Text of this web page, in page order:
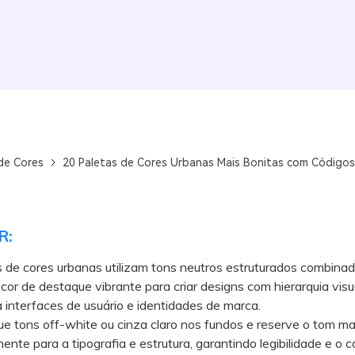
Cores 20 Paletas de Cores Urbanas Mais Bonitas com
cores urbanas utilizam tons neutros estruturados
de destaque vibrante para criar designs com hierarquia
interfaces de usuário e identidades de marca.
off-white ou cinza claro nos fundos e reserve o tom
para a tipografia e estrutura, garantindo legibilidade e o